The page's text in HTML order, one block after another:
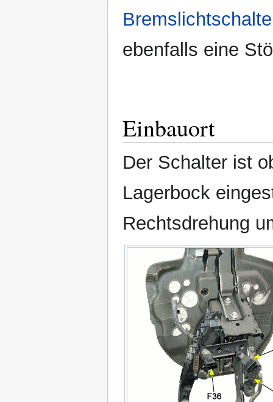
ebenfalls eine
Einbauort
Der Schalter ist
Lagerbock
Rechtsdrehung